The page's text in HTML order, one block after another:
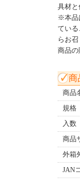
具材と
※本品
てい
らお
商品
商
商品
規格
入数
商品
外箱
JAN